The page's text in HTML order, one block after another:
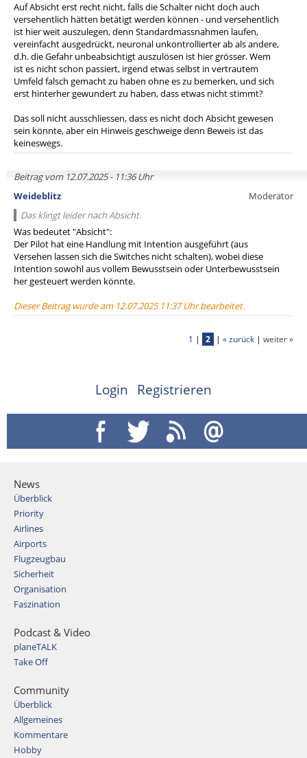
Auf Absicht erst recht nicht, falls die Schalter nicht doch auch
versehentlich hätten betätigt werden können - und versehentlich
ist hier weit auszulegen, denn Standardmassnahmen laufen,
vereinfacht ausgedrückt, neuronal unkontrollierter ab als andere,
d.h. die Gefahr unbeabsichtigt auszulösen ist hier grösser. Wem
ist es nicht schon passiert, irgend etwas selbst in vertrautem
Umfeld falsch gemacht zu haben ohne es zu bemerken, und sich
erst hinterher gewundert zu haben, dass etwas nicht stimmt?
Das soll nicht ausschliessen, dass es nicht doch Absicht gewesen
sein könnte, aber ein Hinweis geschweige denn Beweis ist das
keineswegs.
Beitrag vom 12.07.2025 - 11:36 Uhr
Weideblitz
Moderator
Das klingt leider nach Absicht.
Was bedeutet "Absicht":
Der Pilot hat eine Handlung mit Intention ausgeführt (aus
Versehen lassen sich die Switches nicht schalten), wobei diese
Intention sowohl aus vollem Bewusstsein oder Unterbewusstsein
her gesteuert werden könnte.
Dieser Beitrag wurde am 12.07.2025 11:37 Uhr bearbeitet.
1 | 2 | « zurück | weiter »
Login Registrieren
News
Überblick
Priority
Airlines
Airports
Flugzeugbau
Sicherheit
Organisation
Faszination
Podcast & Video
planeTALK
Take Off
Community
Überblick
Allgemeines
Kommentare
Hobby